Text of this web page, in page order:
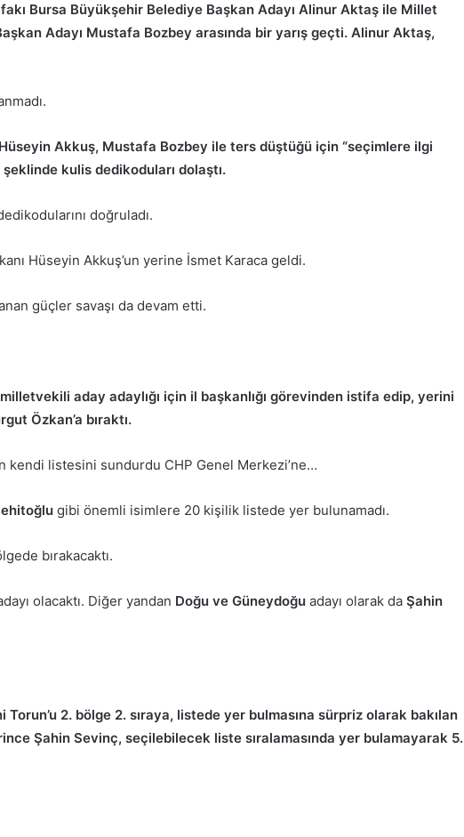
Bursa Büyükşehir Belediye Başkan Adayı Alinur Aktaş ile Millet
Adayı Mustafa Bozbey arasında bir yarış geçti. Alinur Aktaş,
Akkuş, Mustafa Bozbey ile ters düştüğü için “seçimlere ilgi
şeklinde kulis dedikoduları dolaştı.
doğruladı.
Hüseyin Akkuş’un yerine İsmet Karaca geldi.
güçler savaşı da devam etti.
aday adaylığı için il başkanlığı görevinden istifa edip, yerini
Özkan’a bıraktı.
listesini sundurdu CHP Genel Merkezi’ne…
gibi önemli isimlere 20 kişilik listede yer bulunamadı.
bırakacaktı.
olacaktı. Diğer yandan Doğu ve Güneydoğu adayı olarak da Şahin
2. bölge 2. sıraya, listede yer bulmasına sürpriz olarak bakılan
Şahin Sevinç, seçilebilecek liste sıralamasında yer bulamayarak 5.